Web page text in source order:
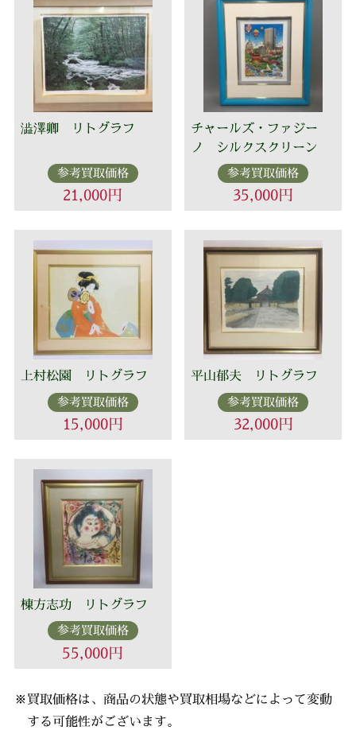
澁澤卿 リトグラフ
参考買取価格
21,000円
チャールズ・ファジー
ノ シルクスクリーン
参考買取価格
35,000円
上村松園 リトグラフ
参考買取価格
15,000円
平山郁夫 リトグラフ
参考買取価格
32,000円
棟方志功 リトグラフ
参考買取価格
55,000円
※買取価格は、商品の状態や買取相場などによって変動
する可能性がございます。